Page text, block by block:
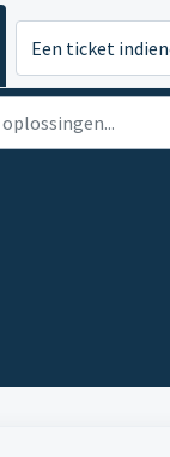
Een ticket